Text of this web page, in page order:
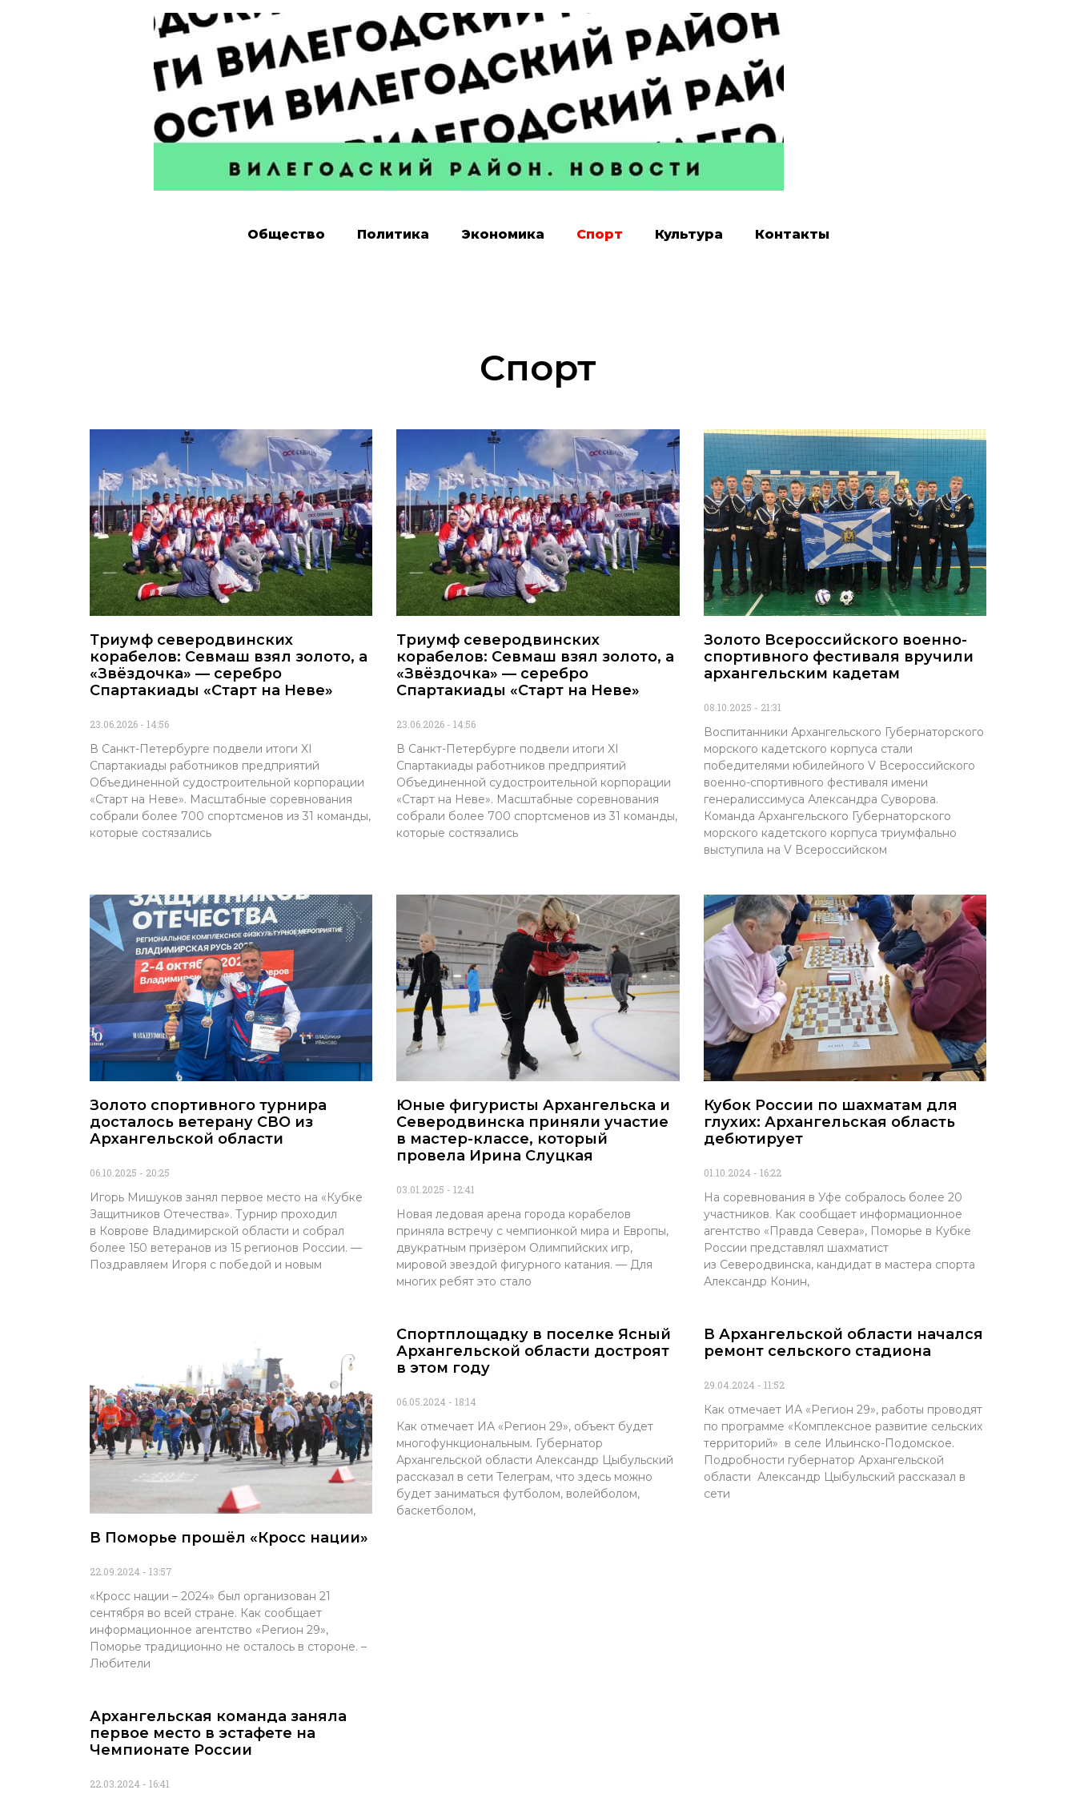
Общество Политика Экономика Спорт Культура Контакты
Спорт
Триумф северодвинских
корабелов: Севмаш взял золото, а
«Звёздочка» — серебро
Спартакиады «Старт на Неве»
23.06.2026 14:56
В Санкт-Петербурге подвели итоги XI
Спартакиады работников предприятий
Объединенной судостроительной корпорации
«Старт на Неве». Масштабные соревнования
собрали более 700 спортсменов из 31 команды,
которые состязались
Триумф северодвинских
корабелов: Севмаш взял золото, а
«Звёздочка» — серебро
Спартакиады «Старт на Неве»
23.06.2026 14:56
В Санкт-Петербурге подвели итоги XI
Спартакиады работников предприятий
Объединенной судостроительной корпорации
«Старт на Неве». Масштабные соревнования
собрали более 700 спортсменов из 31 команды,
которые состязались
Золото Всероссийского военно-
спортивного фестиваля вручили
архангельским кадетам
08.10.2025 21:31
Воспитанники Архангельского Губернаторского
морского кадетского корпуса стали
победителями юбилейного V Всероссийского
военно-спортивного фестиваля имени
генералиссимуса Александра Суворова.
Команда Архангельского Губернаторского
морского кадетского корпуса триумфально
выступила на V Всероссийском
Золото спортивного турнира
досталось ветерану СВО из
Архангельской области
06.10.2025 20:25
Игорь Мишуков занял первое место на «Кубке
Защитников Отечества». Турнир проходил
в Коврове Владимирской области и собрал
более 150 ветеранов из 15 регионов России. —
Поздравляем Игоря с победой и новым
Юные фигуристы Архангельска и
Северодвинска приняли участие
в мастер-классе, который
провела Ирина Слуцкая
03.01.2025 12:41
Новая ледовая арена города корабелов
приняла встречу с чемпионкой мира и Европы,
двукратным призёром Олимпийских игр,
мировой звездой фигурного катания. — Для
многих ребят это стало
Кубок России по шахматам для
глухих: Архангельская область
дебютирует
01.10.2024 16:22
На соревнования в Уфе собралось более 20
участников. Как сообщает информационное
агентство «Правда Севера», Поморье в Кубке
России представлял шахматист
из Северодвинска, кандидат в мастера спорта
Александр Конин,
В Поморье прошёл «Кросс нации»
22.09.2024 13:57
«Кросс нации – 2024» был организован 21
сентября во всей стране. Как сообщает
информационное агентство «Регион 29»,
Поморье традиционно не осталось в стороне. –
Любители
Спортплощадку в поселке Ясный
Архангельской области достроят
в этом году
06.05.2024 18:14
Как отмечает ИА «Регион 29», объект будет
многофункциональным. Губернатор
Архангельской области Александр Цыбульский
рассказал в сети Телеграм, что здесь можно
будет заниматься футболом, волейболом,
баскетболом,
В Архангельской области начался
ремонт сельского стадиона
29.04.2024 11:52
Как отмечает ИА «Регион 29», работы проводят
по программе «Комплексное развитие сельских
территорий» в селе Ильинско-Подомское.
Подробности губернатор Архангельской
области Александр Цыбульский рассказал в
сети
Архангельская команда заняла
первое место в эстафете на
Чемпионате России
22.03.2024 16:41